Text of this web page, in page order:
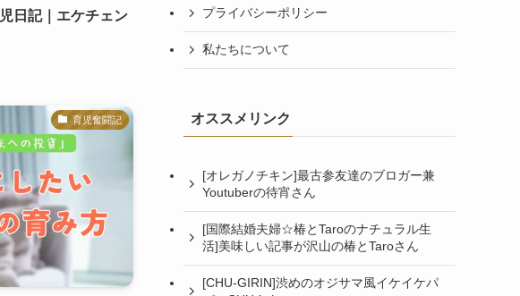
日記｜エケチェン
育児奮闘記
プライバシーポリシー
私たちについて
オススメリンク
[オレガノチキン]最古参友達のブロガー兼
Youtuberの待宵さん
[国際結婚夫婦☆椿とTaroのナチュラル生
活]美味しい記事が沢山の椿とTaroさん
[CHU-GIRIN]渋めのオジサマ風イケイケパ